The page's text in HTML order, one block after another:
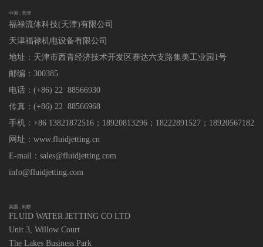
中国 . 天津
福禄流体科技(天津)有限公司
天津福禄机电设备有限公司
地址：天津市西青经济技术开发区赛达六支路集美工业园1号
邮编：300385
电话：(+86) 22 88566930
传真：(+86) 22 88566968
手机：+86 13821872516；18920813296 ； 18222891527；18920567182
网址：www.fluidjetting.cn
E-mail：sales@fluidjetting.com
info@fluidjetting.com
英国 . 剑桥
FLUID WATER JETTING CO LTD
Unit 3, Willow Court
The Lakes Business Park